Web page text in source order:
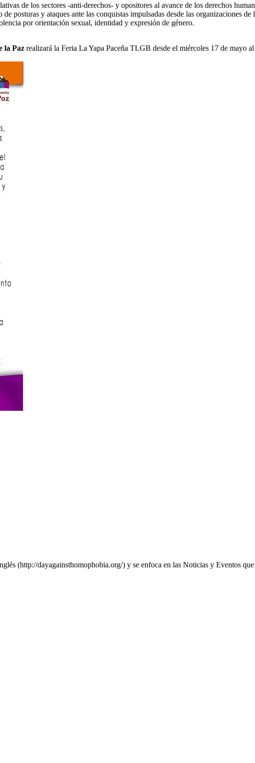
de los sectores -anti-derechos- y opositores al avance de los derechos
posturas y ataques ante las conquistas impulsadas desde las organizaciones
por orientación sexual, identidad y expresión de género.
la Paz realizará la Feria La Yapa Paceña TLGB desde el miércoles 17 de mayo
(http://dayagainsthomophobia.org/) y se enfoca en las Noticias y Eventos